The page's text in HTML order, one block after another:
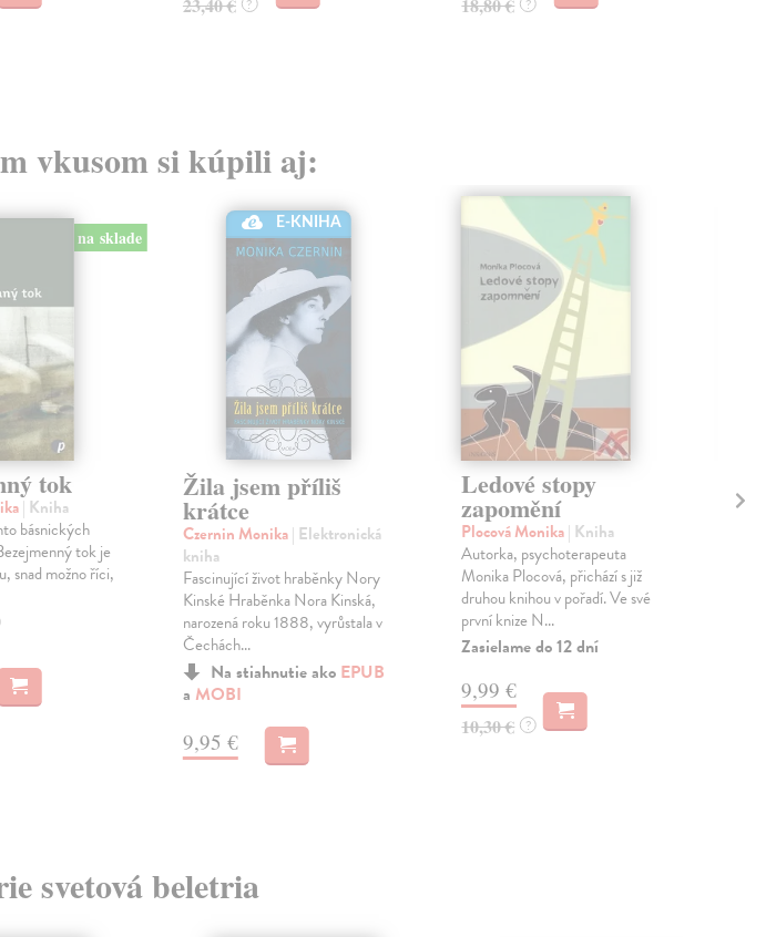
? ?
vkusom si kúpili aj:
na sklade
tok
| Kniha
básnických
tok je
snad možno říci,
E-KNIHA
Žila jsem příliš
krátce
Czernin Monika| Elektronická
kniha
Fascinující život hraběnky Nory
Kinské Hraběnka Nora Kinská,
narozená roku 1888, vyrůstala v
Čechách...
Na stiahnutie ako EPUB
a MOBI
9,95 €
Ledové stopy
zapomění
Plocová Monika| Kniha
Autorka, psychoterapeuta
Monika Plocová, přichází s již
druhou knihou v pořadí. Ve své
první knize N...
Zasielame do 12 dní
9,99 €
10,30 € ?
svetová beletria